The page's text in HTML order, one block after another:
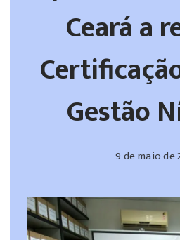
Ceará a
Gestão
9 de maio de